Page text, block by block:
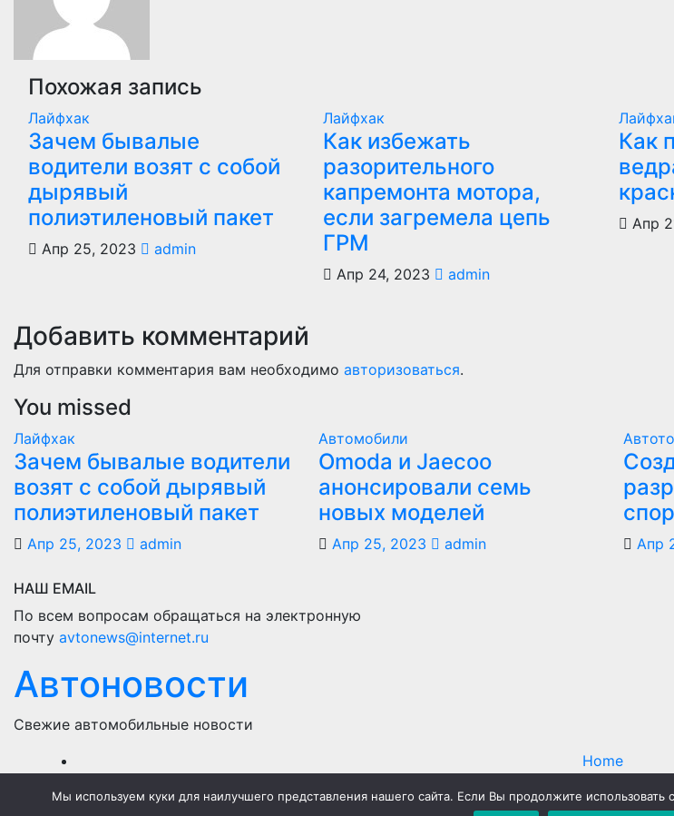
Похожая запись
Лайфхак
Зачем бывалые
водители возят с собой
дырявый
полиэтиленовый пакет
Апр 25, 2023 admin
Лайфхак
Как избежать
разорительного
капремонта мотора,
если загремела цепь
ГРМ
Апр 24, 2023 admin
Как
Апр
Добавить комментарий
Для отправки комментария вам необходимо авторизоваться.
You missed
Лайфхак
Зачем бывалые водители
возят с собой дырявый
полиэтиленовый пакет
Апр 25, 2023 admin
Автомобили
Оmoda и Jaecoo
анонсировали семь
новых моделей
Апр 25, 2023 admin Апр
НАШ EMAIL
По всем вопросам обращаться на электронную
почту avtonews@internet.ru
Автоновости
Свежие автомобильные новости
Home
Пользовательское соглашение
Мы используем куки для наилучшего представления нашего сайта. Если Вы продолжите использовать